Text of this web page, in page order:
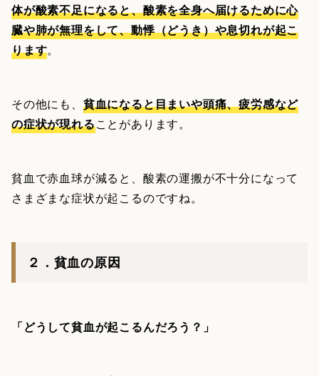
体が酸素不足になると、酸素を全身へ届けるために心
臓や肺が無理をして、動悸（どうき）や息切れが起こ
ります。
その他にも、 貧血になると目まいや頭痛、疲労感など
の症状が現れることがあります。
貧血で赤血球が減ると、酸素の運搬が不十分になって
さまざまな症状が起こるのですね。
２．貧血の原因
「どうして貧血が起こるんだろう？」